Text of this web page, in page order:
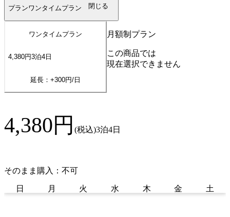
プランワンタイムプラン 閉じる
ワンタイムプラン
4,380円3泊4 日
延長：+300円/日
月額制プラン
この商品では
現在選択できません
4,380円 (税込)3泊4日
そのまま購入：不可
日 月 火 水 木 金 土